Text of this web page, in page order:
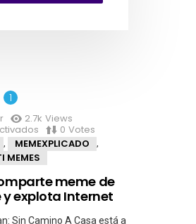
2.7k Views
en
Tom
Holland
comparte
de
Tobey
y
0 Votes
, MEMEXPLICADO ,
MEMES
meme de
y explota Internet
Sin Camino A Casa está a